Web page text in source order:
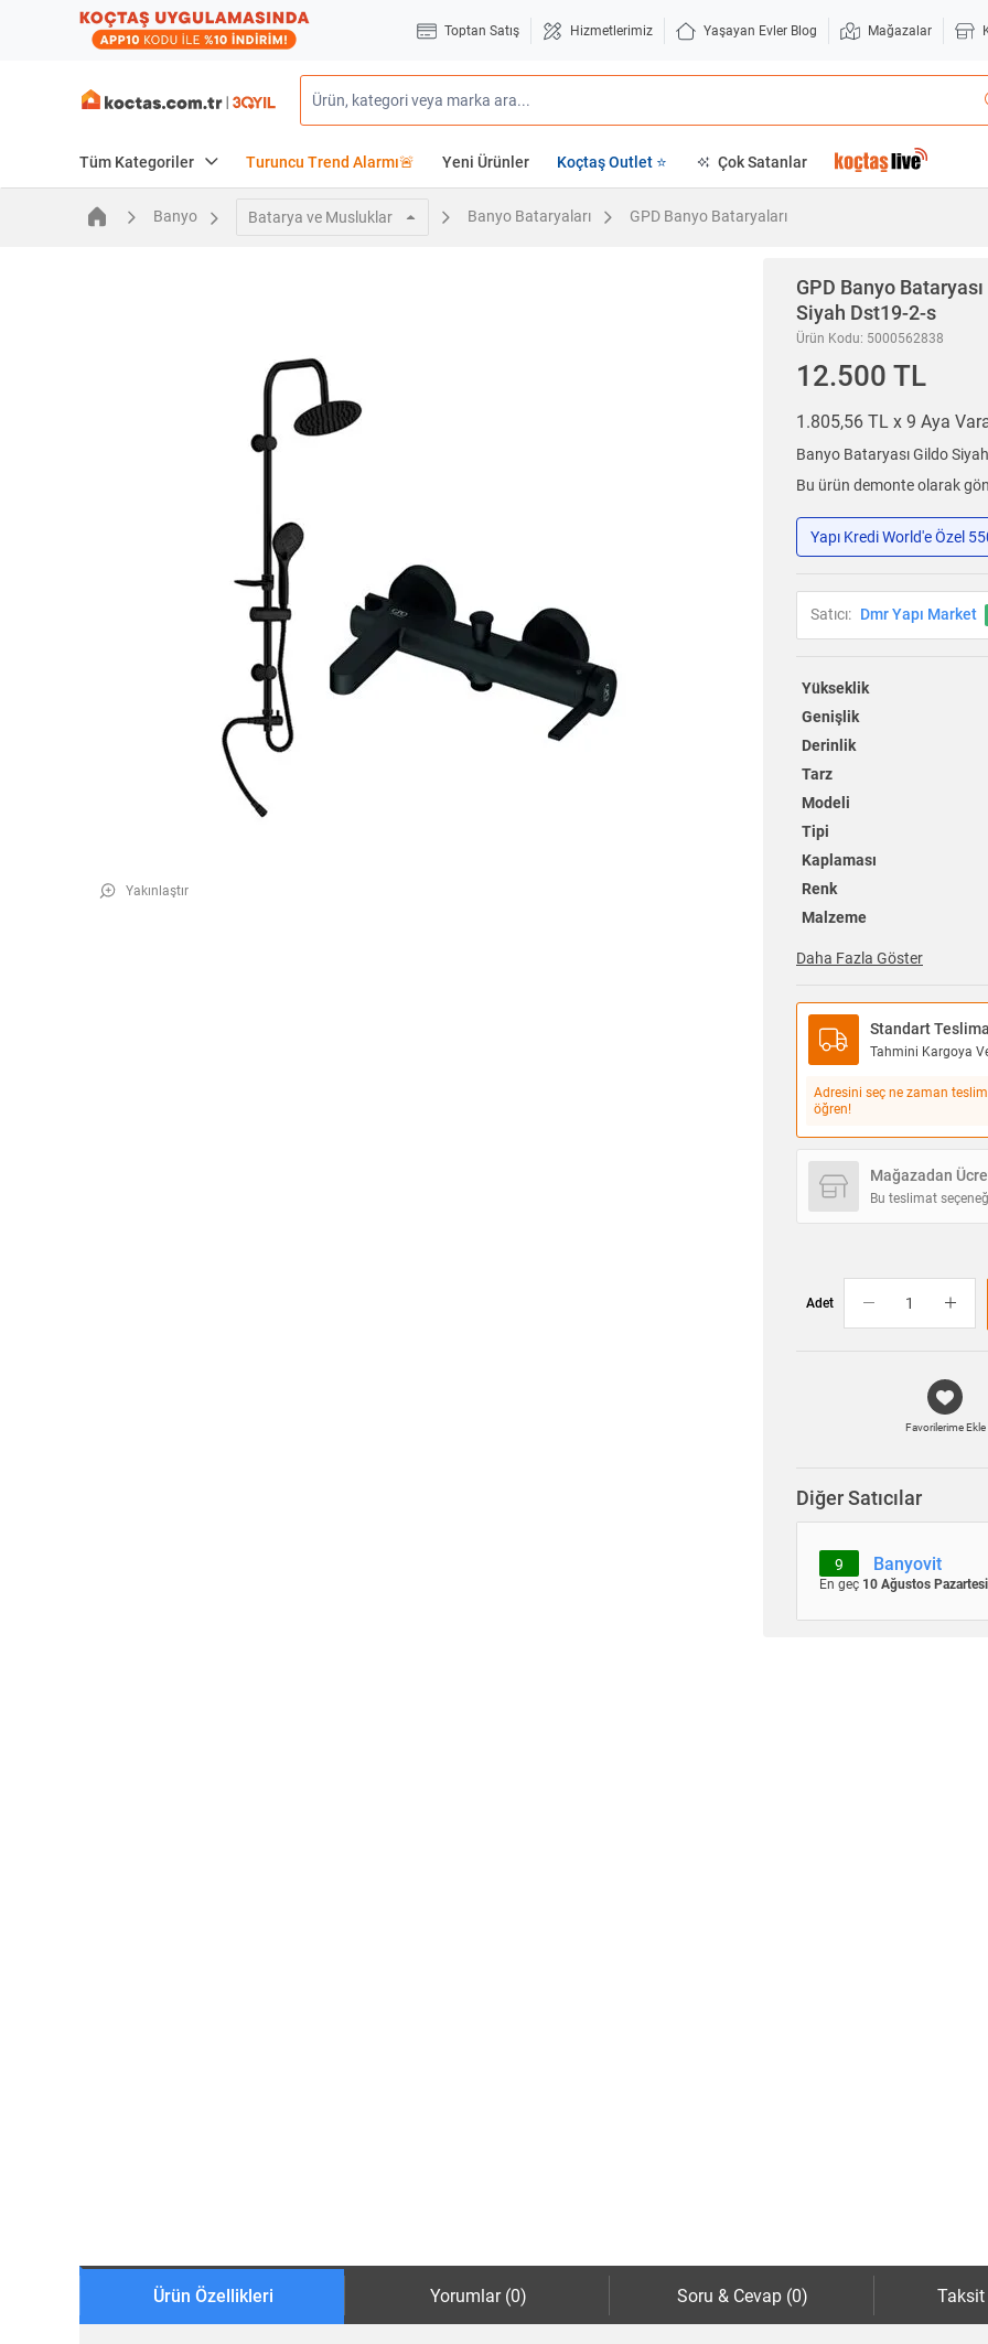
Toptan Satış Hizmetlerimiz Yaşayan Evler Blog Mağazalar
Tüm Kategoriler Turuncu Trend Alarmı🚨 Yeni Ürünler Koçtaş Outlet ⭐ Çok Satanlar
Banyo Batarya ve Musluklar Banyo Bataryaları GPD Banyo Bataryaları
Yakınlaştır
GPD Banyo
Siyah Dst19-2-s
Ürün Kodu: 5000562838
12.500 TL
1.805,56 TL x 9 Aya
Banyo Bataryası Gildo
Bu ürün demonte olarak
Yapı Kredi World'e Özel
Satıcı: Dmr Yapı Market
Yükseklik
Genişlik
Derinlik
Tarz
Modeli
Tipi
Kaplaması
Renk
Malzeme
Daha Fazla Göster
Standart
Tahmini Kargoya
Adresini seç ne zaman
öğren!
Mağazadan
Bu teslimat
Adet
Favorilerime Ekle
Diğer Satıcılar
9 Banyovit
En geç 10 Ağustos Pazartesi
Ürün Özellikleri Yorumlar (0) Soru & Cevap (0) Taksit